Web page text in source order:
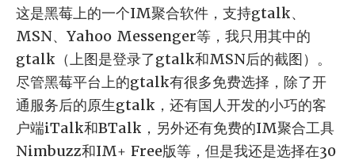
这是黑莓上的一个IM聚合软件，支持gtalk、
MSN、Yahoo Messenger等，我只用其中的
gtalk（上图是登录了gtalk和MSN后的截图）。
尽管黑莓平台上的gtalk有很多免费选择，除了开
通服务后的原生gtalk，还有国人开发的小巧的客
户端iTalk和BTalk，另外还有免费的IM聚合工具
Nimbuzz和IM+ Free版等，但是我还是选择在30